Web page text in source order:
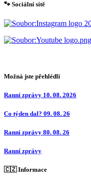
🐾 Sociální sítě
Možná jste přehlédli
Ranní zprávy 10. 08. 2026
Co týden dal? 09. 08. 26
Ranní zprávy 80. 08. 26
Ranní zprávy
🇨🇿 Informace